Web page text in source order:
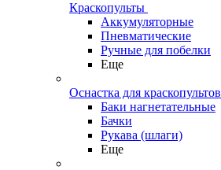
Краскопульты
Аккумуляторные
Пневматические
Ручные для побелки
Еще
Оснастка для краскопультов
Баки нагнетательные
Бачки
Рукава (шлаги)
Еще